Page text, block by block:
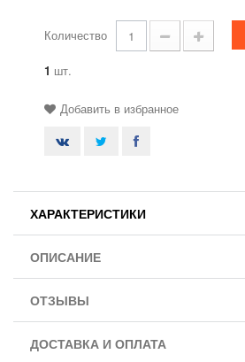
Количество
1 шт.
Добавить в избранное
ХАРАКТЕРИСТИКИ
ОПИСАНИЕ
ОТЗЫВЫ
ДОСТАВКА И ОПЛАТА